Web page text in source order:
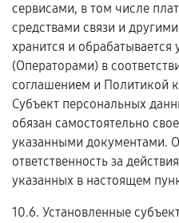
сервисами, в том числе
средствами связи и
хранится и
(Операторами) в
соглашением и Политикой
Субъект персональных
обязан самостоятельно
указанными документами.
ответственность за
указанных в настоящем
10.6. Установленные